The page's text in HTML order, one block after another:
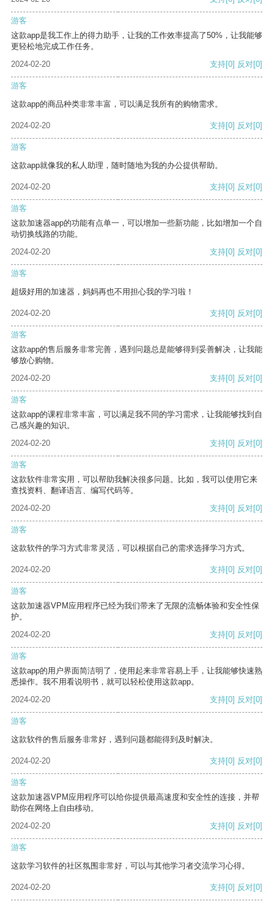
游客
这款app是我工作上的得力助手，让我的工作效率提高了50%，让我能够
更轻松地完成工作任务。
2024-02-20
支持[0] 反对[0]
游客
这款app的商品种类非常丰富，可以满足我所有的购物需求。
2024-02-20 支持[0] 反对[0]
游客
这款app就像我的私人助理，随时随地为我的办公提供帮助。
2024-02-20 支持[0] 反对[0]
游客
这款加速器app的功能有点单一，可以增加一些新功能，比如增加一个自
动切换线路的功能。
2024-02-20
支持[0] 反对[0]
游客
超级好用的加速器，妈妈再也不用担心我的学习啦！
2024-02-20 支持[0] 反对[0]
游客
这款app的售后服务非常完善，遇到问题总是能够得到妥善解决，让我能
够放心购物。
2024-02-20
支持[0] 反对[0]
游客
这款app的课程非常丰富，可以满足我不同的学习需求，让我能够找到自
己感兴趣的知识。
2024-02-20
支持[0] 反对[0]
游客
这款软件非常实用，可以帮助我解决很多问题。比如，我可以使用它来
查找资料、翻译语言、编写代码等。
2024-02-20
支持[0] 反对[0]
游客
这款软件的学习方式非常灵活，可以根据自己的需求选择学习方式。
2024-02-20 支持[0] 反对[0]
游客
这款加速器VPM应用程序已经为我们带来了无限的流畅体验和安全性保
护。
2024-02-20
支持[0] 反对[0]
游客
这款app的用户界面简洁明了，使用起来非常容易上手，让我能够快速熟
悉操作。我不用看说明书，就可以轻松使用这款app。
2024-02-20
支持[0] 反对[0]
游客
这款软件的售后服务非常好，遇到问题都能得到及时解决。
2024-02-20 支持[0] 反对[0]
游客
这款加速器VPM应用程序可以给你提供最高速度和安全性的连接，并帮
助你在网络上自由移动。
2024-02-20
支持[0] 反对[0]
游客
这款学习软件的社区氛围非常好，可以与其他学习者交流学习心得。
2024-02-20 支持[0] 反对[0]